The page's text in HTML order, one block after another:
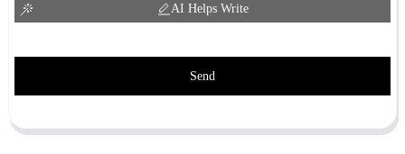
AI Helps Write
Send